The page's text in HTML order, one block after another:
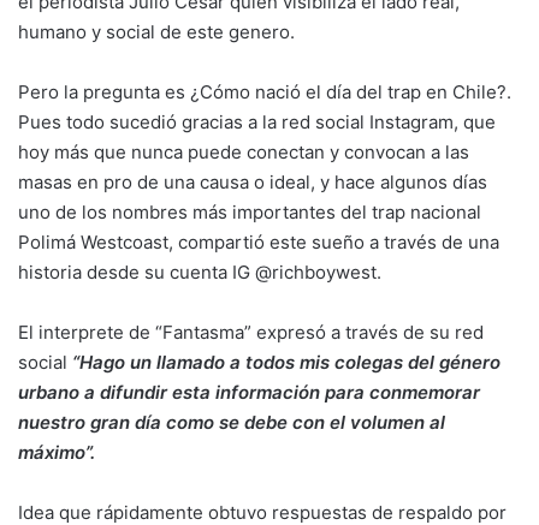
humano y social de este genero.
Pero la pregunta es ¿Cómo nació el día del trap en Chile?.
Pues todo sucedió gracias a la red social Instagram, que
hoy más que nunca puede conectan y convocan a las
masas en pro de una causa o ideal, y hace algunos días
uno de los nombres más importantes del trap nacional
Polimá Westcoast, compartió este sueño a través de una
historia desde su cuenta IG @richboywest.
El interprete de “Fantasma” expresó a través de su red
social “Hago un llamado a todos mis colegas del género
urbano a difundir esta información para conmemorar
nuestro gran día como se debe con el volumen al
máximo”.
Idea que rápidamente obtuvo respuestas de respaldo por